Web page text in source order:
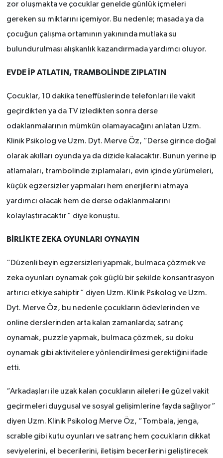
zor oluşmakta ve çocuklar genelde günlük içmeleri
gereken su miktarını içemiyor. Bu nedenle; masada ya da
çocuğun çalışma ortamının yakınında mutlaka su
bulundurulması alışkanlık kazandırmada yardımcı oluyor.
EVDE İP ATLATIN, TRAMBOLİNDE ZIPLATIN
Çocuklar, 10 dakika teneffüslerinde telefonları ile vakit
geçirdikten ya da TV izledikten sonra derse
odaklanmalarının mümkün olamayacağını anlatan Uzm.
Klinik Psikolog ve Uzm. Dyt. Merve Öz, “Derse girince doğal
olarak akılları oyunda ya da dizide kalacaktır. Bunun yerine ip
atlamaları, trambolinde zıplamaları, evin içinde yürümeleri,
küçük egzersizler yapmaları hem enerjilerini atmaya
yardımcı olacak hem de derse odaklanmalarını
kolaylaştıracaktır” diye konuştu.
BİRLİKTE ZEKA OYUNLARI OYNAYIN
“Düzenli beyin egzersizleri yapmak, bulmaca çözmek ve
zeka oyunları oynamak çok güçlü bir şekilde konsantrasyon
artırıcı etkiye sahiptir” diyen Uzm. Klinik Psikolog ve Uzm.
Dyt. Merve Öz, bu nedenle çocukların ödevlerinden ve
online derslerinden arta kalan zamanlarda; satranç
oynamak, puzzle yapmak, bulmaca çözmek, su doku
oynamak gibi aktivitelere yönlendirilmesi gerektiğini ifade
etti.
“Arkadaşları ile uzak kalan çocukların aileleri ile güzel vakit
geçirmeleri duygusal ve sosyal gelişimlerine fayda sağlıyor”
diyen Uzm. Klinik Psikolog Merve Öz, “Tombala, jenga,
scrable gibi kutu oyunları ve satranç hem çocukların dikkat
seviyelerini, el becerilerini, iletişim becerilerini geliştirecek